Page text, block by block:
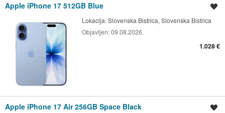
Apple iPhone 17 512GB Blue
Lokacija:Slovenska Bistrica, Slovenska Bistrica
Objavljen:09.08.2026.
1.028 €
Apple iPhone 17 Air 256GB Space Black